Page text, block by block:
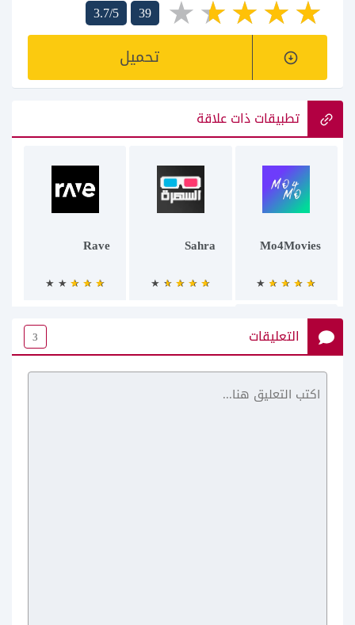
3.7/5
39
تحميل
تطبيقات ذات علاقة
Mo4Movies
Sahra
Rave
تطبيق وياك
التعليقات 3